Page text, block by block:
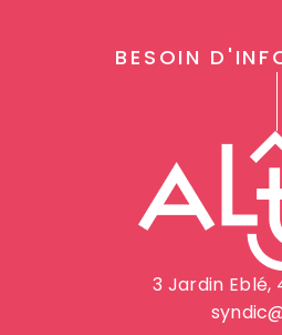
BESOIN
3 Jardin Eblé,